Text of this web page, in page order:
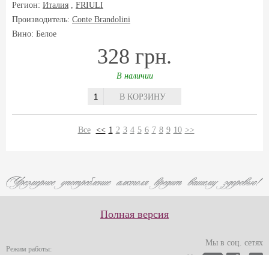
Регион: Италия , FRIULI
Производитель: Conte Brandolini
Вино: Белое
328 грн.
В наличии
В КОРЗИНУ
Все << 1 2 3 4 5 6 7 8 9 10 >>
Полная версия
Режим работы:
Мы в соц. сетях